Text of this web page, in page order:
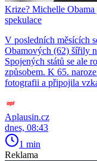
Krize? Michelle
spekulace
V posledních měsících
Obamových (62) šířily
Spojených států se ale
způsobem. K 65.
fotografii a připojila
Aplausin.cz
dnes, 08:43
1 min
Reklama